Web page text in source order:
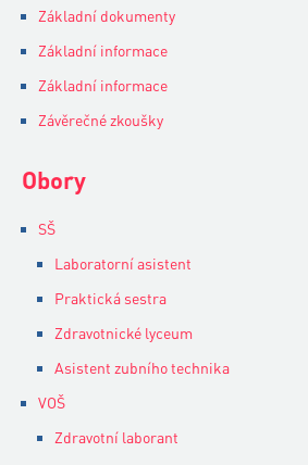
Základní dokumenty
Základní informace
Základní informace
Závěrečné zkoušky
Obory
SŠ
Laboratorní asistent
Praktická sestra
Zdravotnické lyceum
Asistent zubního technika
VOŠ
Zdravotní laborant